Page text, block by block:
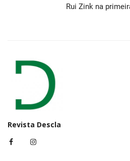
Rui Zink na
Revista Descla